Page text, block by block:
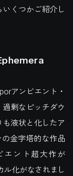
くつかご紹介し
アンビエント・
剰なピッチダウ
液状と化したア
金字塔的な作品
エント超大作が
ル化がなされまし